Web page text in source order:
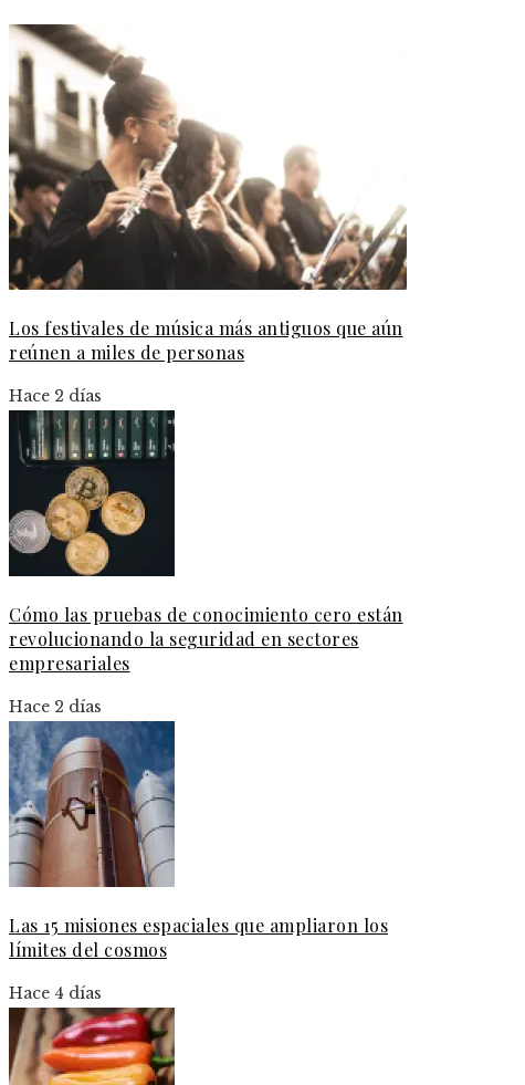
Los festivales de música más antiguos que aún
reúnen a miles de personas
Hace 2 días
Cómo las pruebas de conocimiento cero están
revolucionando la seguridad en sectores
empresariales
Hace 2 días
Las 15 misiones espaciales que ampliaron los
límites del cosmos
Hace 4 días